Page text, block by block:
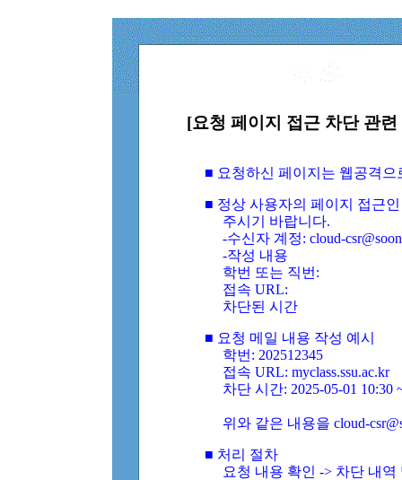
[요청 페이지 접근 차단 관
■ 요청하신 페이지는 웹공격
■ 정상 사용자의 페이지 접근
주시기 바랍니다.
-수신자 계정: cloud-
-작성 내용
학번 또는 직번:
접속 URL:
차단된 시간
■ 요청 메일 내용 작성 예시
학번: 202512345
접속 URL: myclass.ssu.ac.kr
차단 시간: 2025-05-01 10:30
위와 같은 내용을 cloud-
■ 처리 절차
요청 내용 확인 -> 차단 내